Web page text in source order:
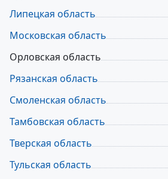
Липецкая область
Московская область
Орловская область
Рязанская область
Смоленская область
Тамбовская область
Тверская область
Тульская область